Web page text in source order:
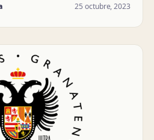
25 octubre, 2023